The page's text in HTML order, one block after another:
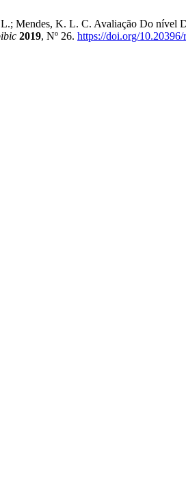
Mendes, K. L. C. Avaliação Do nível
2019, Nº 26. https://doi.org/